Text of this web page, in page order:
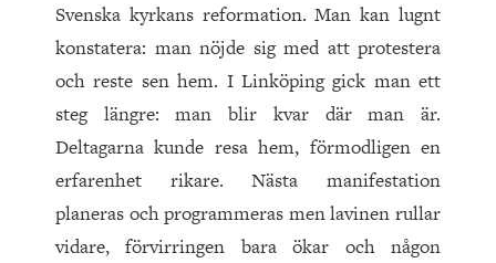
Svenska kyrkans reformation. Man kan lugnt
konstatera: man nöjde sig med att protestera
och reste sen hem. I Linköping gick man ett
steg längre: man blir kvar där man är.
Deltagarna kunde resa hem, förmodligen en
erfarenhet rikare. Nästa manifestation
planeras och programmeras men lavinen rullar
vidare, förvirringen bara ökar och någon